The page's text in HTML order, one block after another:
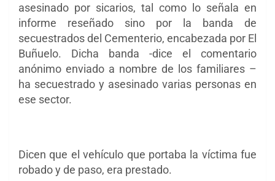
asesinado por sicarios, tal como lo señala en
informe reseñado sino por la banda de
secuestradosdel Cementerio, encabezada por El
Buñuelo. Dicha banda -dice el comentario
anónimo enviado a nombre de los familiares –
ha secuestrado y asesinado varias personas en
ese sector.
Dicen que el vehículo que portaba la víctima fue
robado y de paso, era prestado.